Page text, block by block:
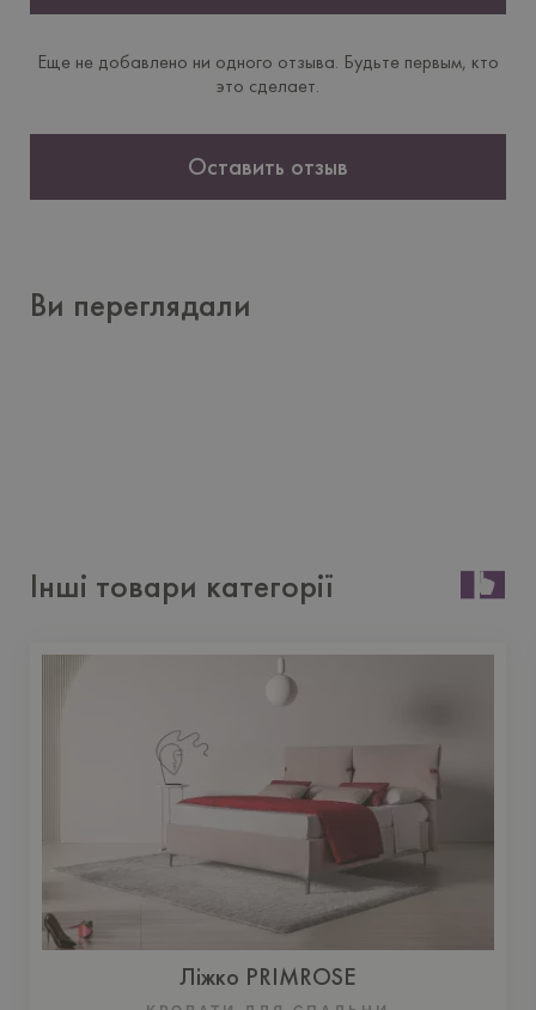
Еще не добавлено ни одного отзыва. Будьте первым, кто
это сделает.
Оставить отзыв
Ви переглядали
Інші товари категорії
Ліжко PRIMROSE